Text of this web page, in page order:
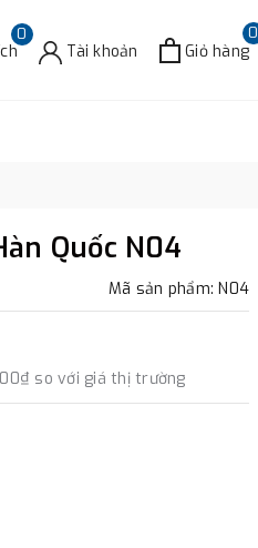
0
Tài khoản
0
Giỏ hàng
Quốc N04
Mã sản phẩm: N04
so với giá thị trường